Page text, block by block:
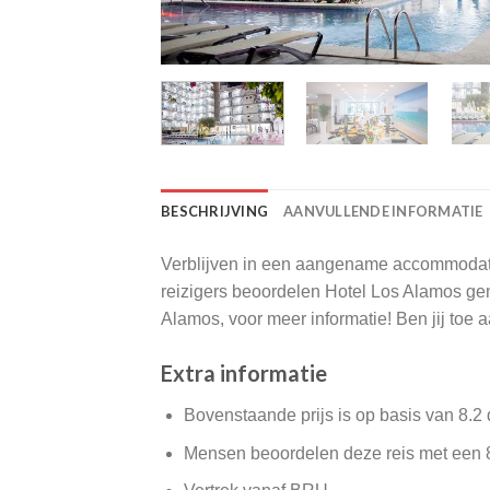
BESCHRIJVING AANVULLENDE INFORMATIE
Verblijven in een aangename
reizigers beoordelen Hotel Los Alamos
Alamos, voor meer informatie! Ben jij toe
Extra informatie
Bovenstaande prijs is op basis van 8.2
Mensen beoordelen deze reis met een